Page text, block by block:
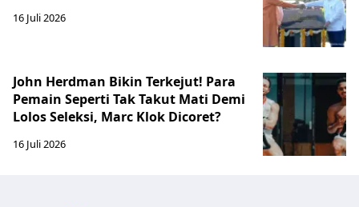
16 Juli 2026
John Herdman Bikin Terkejut! Para
Pemain Seperti Tak Takut Mati Demi
Lolos Seleksi, Marc Klok Dicoret?
16 Juli 2026